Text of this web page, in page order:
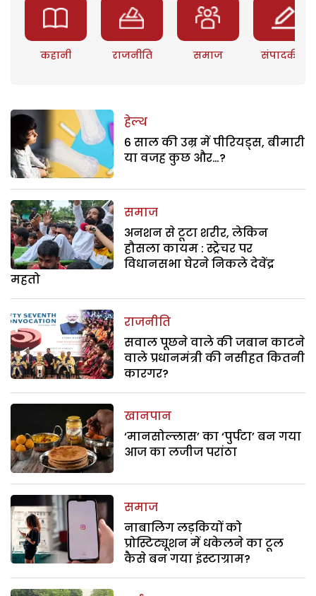
कहानी राजनीति समाज संपादकीय
हेल्थ
6 साल की उम्र में पीरियड्स, बीमारी
या वजह कुछ और…?
समाज
अनशन से टूटा शरीर, लेकिन
हौसला कायम : स्ट्रेचर पर
विधानसभा घेरने निकले देवेंद्र
महतो
राजनीति
सवाल पूछने वाले की जबान काटने
वाले प्रधानमंत्री की नसीहत कितनी
कारगर?
खानपान
‘मानसोल्लास’ का ‘पुर्पटा’ बन गया
आज का लजीज परांठा
समाज
नाबालिग लड़कियों को
प्रोस्टिट्यूशन में धकेलने का टूल
कैसे बन गया इंस्टाग्राम?